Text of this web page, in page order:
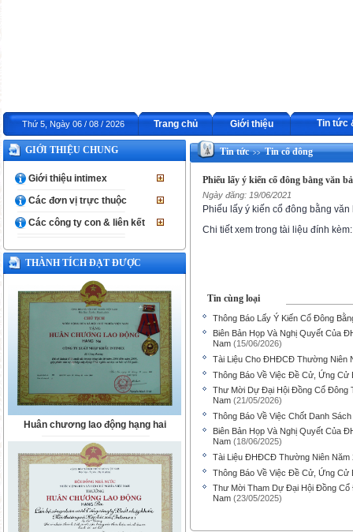
Thứ 5, Ngày 06 / 08 / 2026 Trang chủ Giới thiệu Tin tức
GIỚI THIỆU CHUNG
Giới thiệu intimex
Các đơn vị trực thuộc
Các công ty con & liên kết
THÀNH TÍCH ĐẠT ĐƯỢC
Huân chương lao động hạng hai
Tin tức>>Tin cổ đông
Phiếu lấy ý kiến cổ đông bằng văn
Ngày đăng: 19/06/2021
Phiếu lấy ý kiến cổ đông bằng
Chi tiết xem trong tài liệu đính kèm:
Tin cùng loại
Thông Báo Lấy Ý Kiến Cổ Đông
Biên Bản Họp Và Nghị Quyết Của
Nam (15/06/2026)
Tài Liệu Cho ĐHĐCĐ Thường Niên
Thông Báo Về Việc Đề Cử, Ứng Cử
Thư Mời Dự Đại Hội Đồng Cổ Đông
Nam (21/05/2026)
Thông Báo Về Việc Chốt Danh
Biên Bản Họp Và Nghị Quyết Của
Nam (18/06/2025)
Tài Liệu ĐHĐCĐ Thường Niên Năm
Thông Báo Về Việc Đề Cử, Ứng Cử
Thư Mời Tham Dự Đại Hội Đồng Cổ
Nam (23/05/2025)